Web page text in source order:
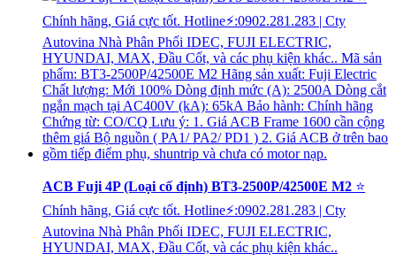
ACB Fuji 4P (Loại cố định) BT3-2500P/42500E M2 ⭐
Chính hãng, Giá cực tốt. Hotline⚡:0902.281.283 | Cty
Autovina Nhà Phân Phối IDEC, FUJI ELECTRIC,
HYUNDAI, MAX, Đầu Cốt, và các phụ kiện khác..